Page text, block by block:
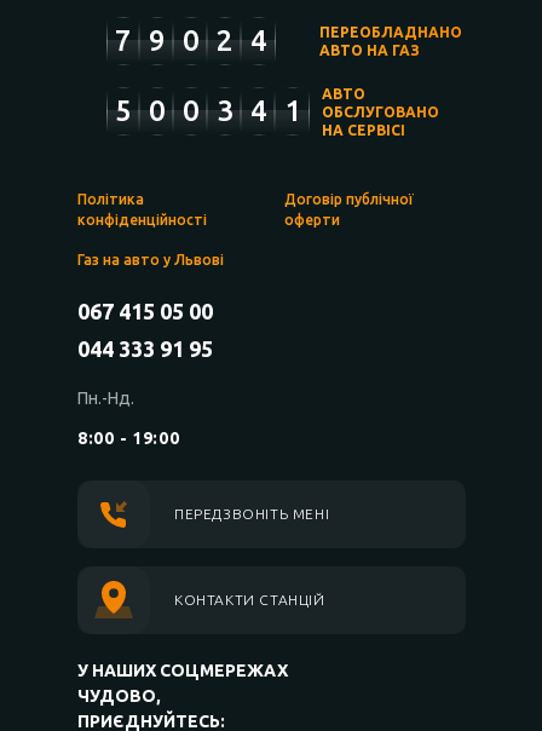
7 9 0 2 4
ПЕРЕОБЛАДНАНО
АВТО НА ГАЗ
5 0 0 3 4 1
АВТО
ОБСЛУГОВАНО
НА СЕРВІСІ
Політика
конфіденційності
Договір публічної
оферти
Газ на авто у Львові
067 415 05 00
044 333 91 95
Пн.-Нд.
8:00 - 19:00
ПЕРЕДЗВОНІТЬ МЕНІ
КОНТАКТИ СТАНЦІЙ
У НАШИХ СОЦМЕРЕЖАХ
ЧУДОВО,
ПРИЄДНУЙТЕСЬ: